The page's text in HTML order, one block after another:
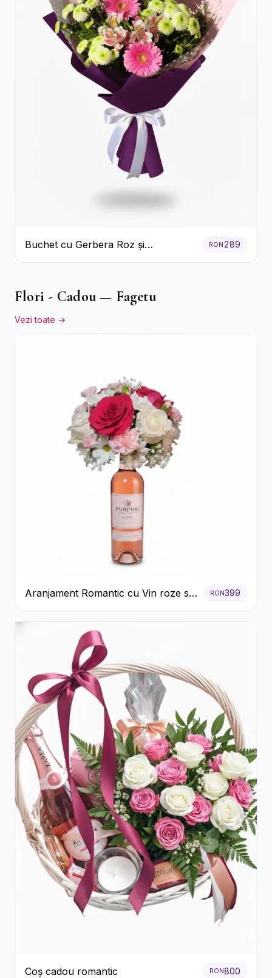
Buchet cu Gerbera Roz și
Crizanteme Verzi
RON289
Flori - Cadou — Fagetu
Vezi toate →
Aranjament Romantic cu Vin roze si
Flori pastel
RON399
Coș cadou romantic RON800